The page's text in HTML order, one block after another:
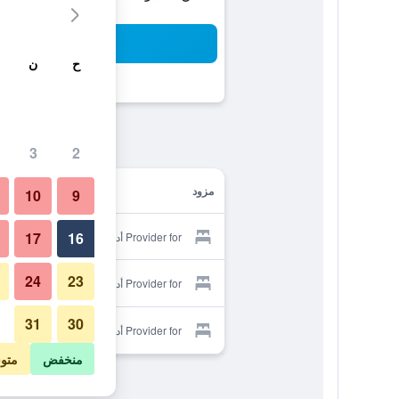
مزود
Provider for أدونيس آرلز باي أوليدا
Provider for أدونيس آرلز باي أوليدا
Provider for أدونيس آرلز باي أوليدا
ح ن
2
3
9
10
16
17
23
24
30
31
منخفض